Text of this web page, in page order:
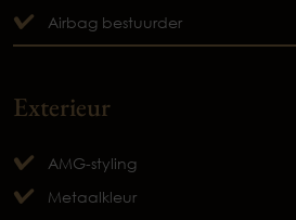
Airbag bestuurder
Exterieur
AMG-styling
Metaalkleur